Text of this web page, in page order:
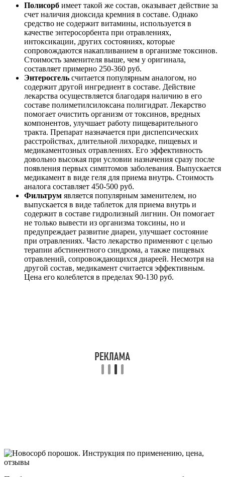
Полисорб имеет такой же состав, оказывает действие за
счет наличия диоксида кремния в составе. Однако
средство не содержит витамины, используется в
качестве энтеросорбента при отравлениях,
интоксикации, других состояниях, которые
сопровождаются накапливанием в организме токсинов.
Стоимость заменителя выше, чем у оригинала,
составляет примерно 250-360 руб.
Энтеросгель считается популярным аналогом, но
содержит другой ингредиент в составе. Действие
лекарства осуществляется благодаря наличию в его
составе полиметилсилоксана полигидрат. Лекарство
помогает очистить организм от токсинов, вредных
компонентов, улучшает работу пищеварительного
тракта. Препарат назначается при диспепсических
расстройствах, длительной лихорадке, пищевых и
медикаментозных отравлениях. Его эффективность
довольно высокая при условии назначения сразу после
появления первых симптомов заболевания. Выпускается
медикамент в виде геля для приема внутрь. Стоимость
аналога составляет 450-500 руб.
Фильтрум является популярным заменителем, но
выпускается в виде таблеток для приема внутрь и
содержит в составе гидролизный лигнин. Он помогает
не только вывести из организма токсины, но и
предупреждает развитие диареи, улучшает состояние
при отравлениях. Часто лекарство применяют с целью
терапии абстинентного синдрома, а также пищевых
отравлений, сопровождающихся диареей. Несмотря на
другой состав, медикамент считается эффективным.
Цена его колеблется в пределах 90-130 руб.